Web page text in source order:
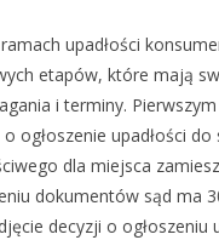
upadłości
etapów, które mają
i terminy.
ogłoszenie upadłości do
dla miejsca
dokumentów sąd ma
decyzji o ogłoszeniu